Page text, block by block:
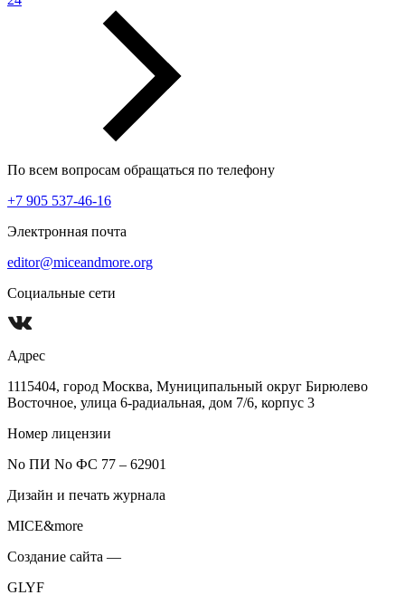
По всем вопросам обращаться по телефону
+7 905 537-46-16
Электронная почта
editor@miceandmore.org
Социальные сети
Адрес
1115404, город Москва, Муниципальный округ Бирюлево
Восточное, улица 6-радиальная, дом 7/6, корпус 3
Номер лицензии
No ПИ No ФС 77 – 62901
Дизайн и печать журнала
MICE&more
Создание сайта —
GLYF